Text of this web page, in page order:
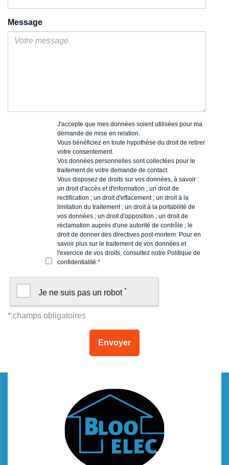
Message
J'accepte que mes données soient utilisées pour ma
demande de mise en relation.
Vous bénéficiez en toute hypothèse du droit de retirer
votre consentement.
Vos données personnelles sont collectées pour le
traitement de votre demande de contact.
Vous disposez de droits sur vos données, à savoir :
un droit d'accès et d'information ; un droit de
rectification ; un droit d'effacement ; un droit à la
limitation du traitement ; un droit à la portabilité de
vos données ; un droit d'opposition ; un droit de
réclamation auprès d'une autorité de contrôle ; le
droit de donner des directives post-mortem. Pour en
savoir plus sur le traitement de vos données et
l'exercice de vos droits, consultez notre Politique de
confidentialité.*
Je ne suis pas un robot *